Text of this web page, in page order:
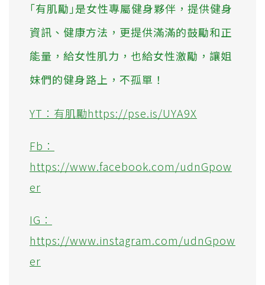
｢有肌勵｣是女性專屬健身夥伴，提供健身
資訊、健康方法，更提供滿滿的鼓勵和正
能量，給女性肌力，也給女性激勵，讓姐
妹們的健身路上，不孤單！
YT：有肌勵https://pse.is/UYA9X
Fb：
https://www.facebook.com/udnGpow
er
IG：
https://www.instagram.com/udnGpow
er